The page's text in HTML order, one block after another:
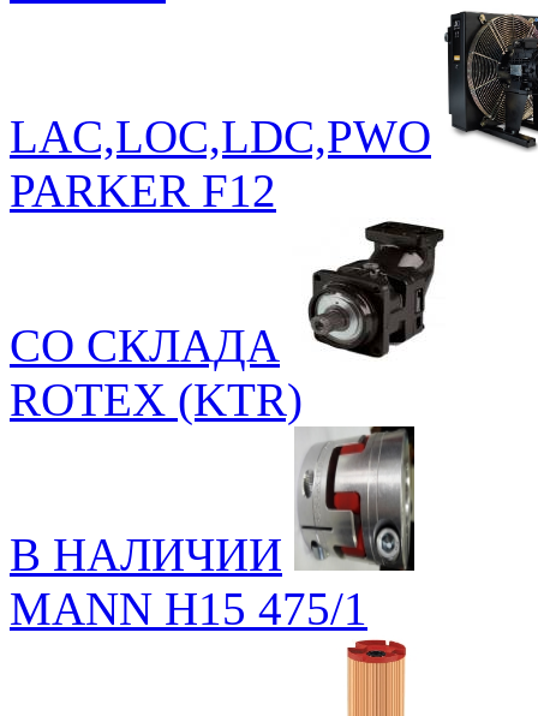
LAC,LOC,LDC,PWO
PARKER F12
СО СКЛАДА
ROTEX (KTR)
В НАЛИЧИИ
MANN H15 475/1